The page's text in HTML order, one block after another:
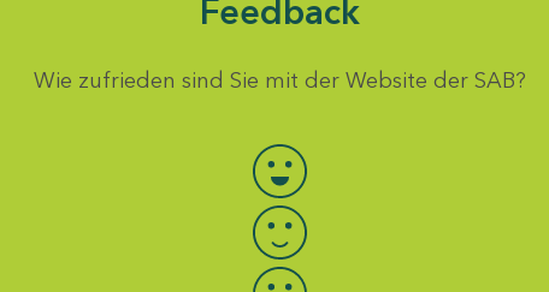
Feedback
Wie zufrieden sind Sie mit der Website der SAB?
Bewertung auswählen